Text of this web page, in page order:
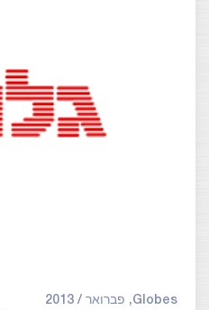
Globes, פברואר / 2013